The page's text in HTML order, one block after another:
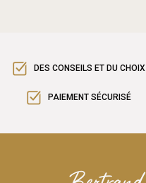
DES CONSEILS ET DU CHOIX
PAIEMENT SÉCURISÉ